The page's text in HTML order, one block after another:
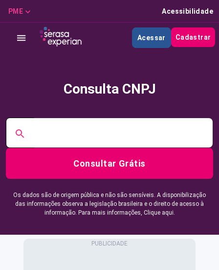
PME Acessibilidade
Acessar Cadastrar
Consulta CNPJ
Consultar Grátis
Os dados são de origem pública e não são sensíveis. A disponibilização
das informações observa a legislação brasileira e o direito de acesso à
informação. Para mais informações, Clique aqui.